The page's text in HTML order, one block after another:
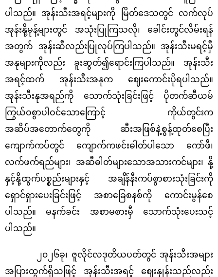
ပါသည်။ အုန်းသီးအရင့်များကို မြိတ်‌ဒေသတွင် လက်လုပ်
အုန်းနို့မုန့်များတွင် အသုံးပြုကြသလို၊ ခေါင်းတွင်လိမ်းရန်
အတွက် အုန်းဆီလည်းပြုလုပ်ကြပါသည်။ အုန်းသီးမရင့်မှီ
အနုများကိုလည်း ခူးဆွတ်၍ရောင်းကြပါသည်။ အုန်းသီး
အရင့်ထက် အုန်းသီးအနုက‌ ဈေးကောင်းပိုရပါသည်။
အုန်းသီးနုအရည်ကို သောက်သုံးခြင်းဖြင့် ပိုတက်ဆီယမ်
ကြွယ်ဝစွာပါဝင်သောကြောင့် ကိုယ်တွင်းက
အဆိပ်အတောက်တွေကို ဆီးအဖြစ်နဲ့စွန့်ထုတ်စေပြီး
ကျောက်ကပ်တွင် ကျောက်ကဖင်းဓါတ်ပါသော ကော်ဖီ၊
လက်ဖက်ရည်များ၊ အဆီဓါတ်များသောအသားကင်များ၊ နို့
နှင့်နို့ထွက်ပစ္စည်းများနှင့် အချိန်နီးကပ်စွာစားသုံးခြင်းကို
ရှောင်ရှားပေးခြင်းဖြင့် အစာခြေစနစ်ကို ကောင်းမွန်စေ
ပါသည်။ မနက်ခင်း အစာမစားမှီ သောက်သုံးပေးသင့်
ပါသည်။
၂၀၂၆ခု၊ ဇူလိုင်လဒုတိယပတ်တွင် အုန်းသီးအများ
အပြားထွက်ရှိသဖြင့် အုန်းသီးအရင့် ဈေးနှုန်းသည်လည်း